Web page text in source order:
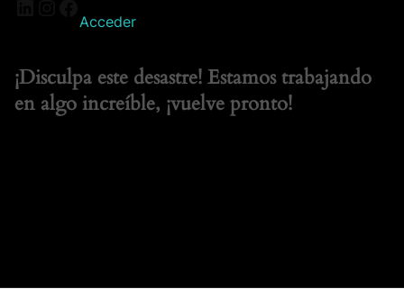
Acceder
¡Disculpa este desastre! Estamos trabajando
en algo increíble, ¡vuelve pronto!